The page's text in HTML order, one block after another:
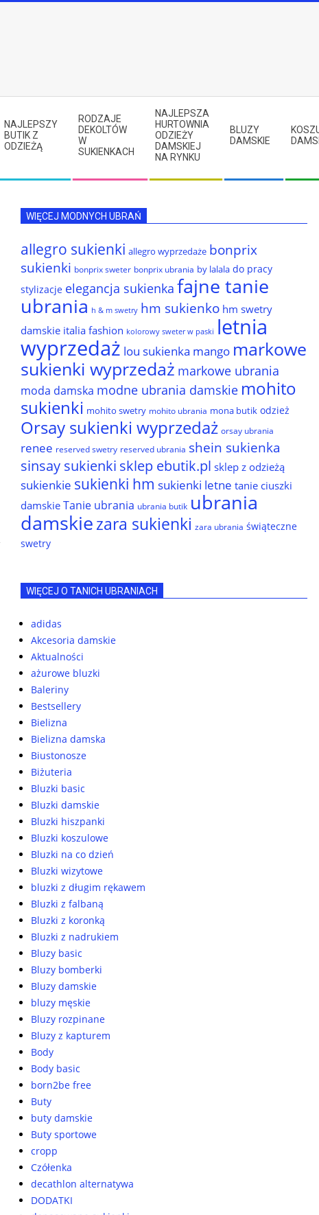
NAJLEPSZY
BUTIK Z
ODZIEŻĄ
RODZAJE
DEKOLTÓW
W
SUKIENKACH
NAJLEPSZA
HURTOWNIA
ODZIEŻY
DAMSKIEJ
NA RYNKU
BLUZY
DAMSKIE
WIĘCEJ MODNYCH UBRAŃ
allegro sukienki allegro wyprzedaże bonprix
sukienki bonprix sweter bonprix ubrania by lalala do pracy
stylizacje elegancja sukienka fajne tanie
ubrania h & m swetry hm sukienko hm swetry
damskie italia fashion kolorowy sweter w paski letnia
wyprzedaż lou sukienka mango markowe
sukienki wyprzedaż markowe ubrania
moda damska modne ubrania damskie mohito
sukienki mohito swetry mohito ubrania mona butik odzież
Orsay sukienki wyprzedaż orsay ubrania
renee reserved swetry reserved ubrania shein sukienka
sinsay sukienki sklep ebutik.pl sklep z odzieżą
sukienkie sukienki hm sukienki letne tanie ciuszki
damskie Tanie ubrania ubrania butik ubrania
damskiezara sukienki zara ubrania świąteczne
swetry
WIĘCEJ O TANICH UBRANIACH
adidas
Akcesoria damskie
Aktualności
ażurowe bluzki
Baleriny
Bestsellery
Bielizna
Bielizna damska
Biustonosze
Biżuteria
Bluzki basic
Bluzki damskie
Bluzki hiszpanki
Bluzki koszulowe
Bluzki na co dzień
Bluzki wizytowe
bluzki z długim rękawem
Bluzki z falbaną
Bluzki z koronką
Bluzki z nadrukiem
Bluzy basic
Bluzy bomberki
Bluzy damskie
bluzy męskie
Bluzy rozpinane
Bluzy z kapturem
Body
Body basic
born2be free
Buty
buty damskie
Buty sportowe
cropp
Czółenka
decathlon alternatywa
DODATKI